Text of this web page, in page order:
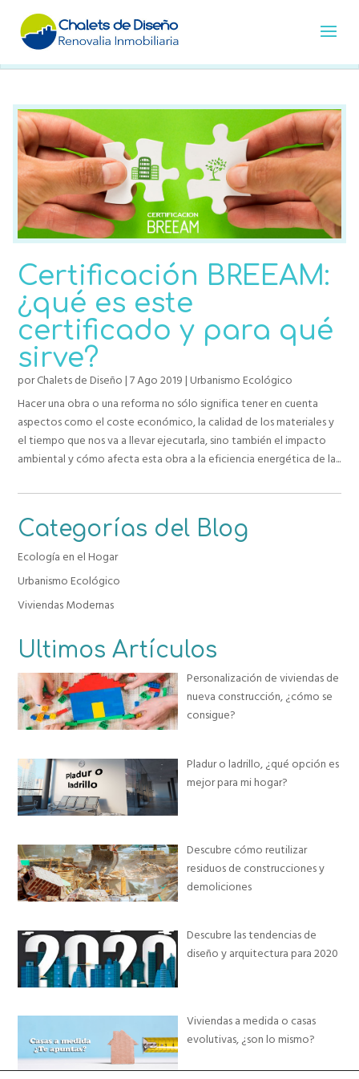
Certificación BREEAM:
¿qué es este
certificado y para qué
sirve?
porChalets de Diseño |7 Ago 2019 |Urbanismo Ecológico
Hacer una obra o una reforma no sólo significa tener en cuenta
aspectos como el coste económico, la calidad de los materiales y
el tiempo que nos va a llevar ejecutarla, sino también el impacto
ambiental y cómo afecta esta obra a la eficiencia energética de la...
Categorías del Blog
Ecología en el Hogar
Urbanismo Ecológico
Viviendas Modernas
Ultimos Artículos
Personalización de viviendas de
nueva construcción, ¿cómo se
consigue?
Pladur o ladrillo, ¿qué opción es
mejor para mi hogar?
Descubre cómo reutilizar
residuos de construcciones y
demoliciones
Descubre las tendencias de
diseño y arquitectura para 2020
Viviendas a medida o casas
evolutivas, ¿son lo mismo?